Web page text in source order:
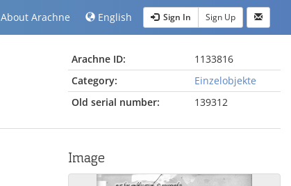
About Arachne English Sign In Sign Up
Arachne ID:
1133816
Category:
Einzelobjekte
Old serial number:
139312
Image